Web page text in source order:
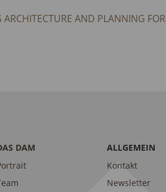
AND PLANNING FOR
DAM
ALLGEMEIN
Kontakt
Newsletter